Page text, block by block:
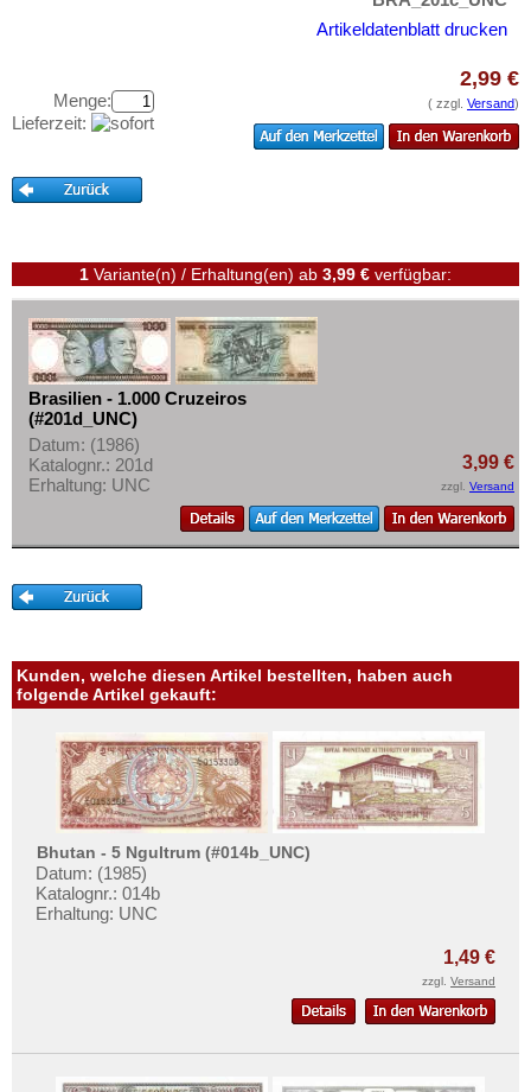
Dominikanische Republik
El Salvador
Grenada
Guatemala
Guyana
Haiti
Honduras
Jamaica
Jason Islands
Kuba
Mexiko
Montserrat
Nicaragua
Niederländische Antillen
Ostkaribische Staaten
Paraguay
Peru
St. Kitts
Kataloge
Aufbewahrung
Informationen
Preislisten
Ankauf
Erhaltungsgrade
Gratisbanknoten
FAQ
Mehr über...
Zahlungsbedingungen
Widerrufsbelehrung
Liefer- und Versandkosten
Impressum
Artikeldatenblatt drucken
Menge:
Lieferzeit:
2,99 €
( zzgl. Versand)
1 Variante(n) / Erhaltung(en) ab 3,99 € verfügbar:
Brasilien - 1.000 Cruzeiros
(#201d_UNC)
Datum: (1986)
Katalognr.: 201d
Erhaltung: UNC
3,99 €
zzgl. Versand
Kunden, welche diesen Artikel bestellten, haben auch
folgende Artikel gekauft:
Bhutan - 5 Ngultrum (#014b_UNC)
Datum: (1985)
Katalognr.: 014b
Erhaltung: UNC
1,49 €
zzgl. Versand